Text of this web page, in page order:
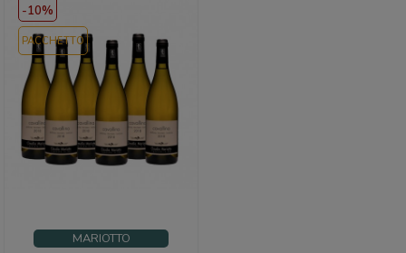
MARIOTTO
-10%
PACCHETTO